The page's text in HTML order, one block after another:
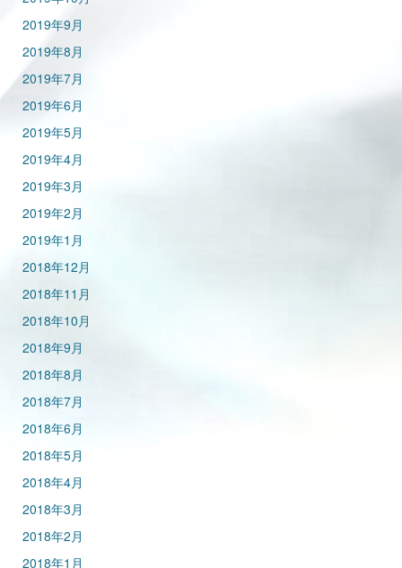
2019年9月
2019年8月
2019年7月
2019年6月
2019年5月
2019年4月
2019年3月
2019年2月
2019年1月
2018年12月
2018年11月
2018年10月
2018年9月
2018年8月
2018年7月
2018年6月
2018年5月
2018年4月
2018年3月
2018年2月
2018年1月